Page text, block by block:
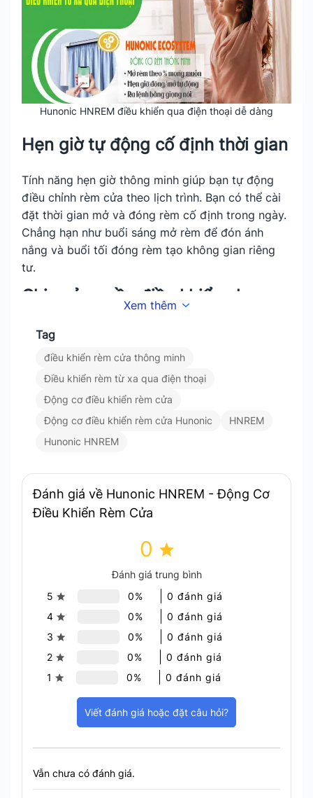
Hunonic HNREM điều khiển qua điện thoại dễ dàng
Hẹn giờ tự động cố định thời gian
Tính năng hẹn giờ thông minh giúp bạn tự động
điều chỉnh rèm cửa theo lịch trình. Bạn có thể cài
đặt thời gian mở và đóng rèm cố định trong ngày.
Chẳng hạn như buổi sáng mở rèm để đón ánh
nắng và buổi tối đóng rèm tạo không gian riêng
tư.
Chia sẻ quyền điều khiển cho
Hunonic HNREM cho phép bạn chia sẻ quyền điều
khiển rèm cửa cho nhiều người dùng một cách
Mỗi người dùng sẽ có tài khoản riêng biệt để điều
việc quản lý.
Ứng dụng của Hunonic HNREM
Hunonic HNREM không chỉ phù hợp cho ngôi nhà
văn phòng, khách sạn, hoặc các khu vực công
tiện nghi hơn với rèm cửa được điều khiển tự
động. Đồng thời tiết kiệm thời gian và năng lượng.
Xem thêm
Tag
điều khiển rèm cửa thông minh
Điều khiển rèm từ xa qua điện thoại
Động cơ điều khiển rèm cửa
Động cơ điều khiển rèm cửa Hunonic
HNREM
Hunonic HNREM
Đánh giá về Hunonic HNREM - Động Cơ
Điều Khiển Rèm Cửa
0
Đánh giá trung bình
5
0%
0 đánh giá
4
0%
0 đánh giá
3
0%
0 đánh giá
2
0%
0 đánh giá
1
0% 0 đánh giá
Viết đánh giá hoặc đặt câu hỏi?
Vẫn chưa có đánh giá.